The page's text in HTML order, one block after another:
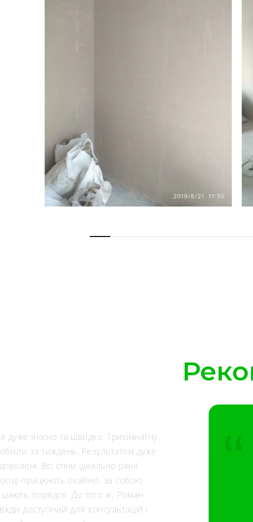
дуже якісно та швидко. Трикімнатну
за тиждень. Результатом дуже
Всі стіни ідеально рівні.
працюють охайно, за собою
порядок. До того ж, Роман
доступний для консультацій і